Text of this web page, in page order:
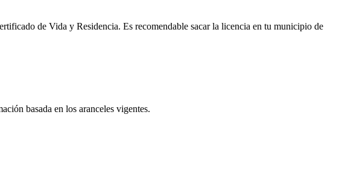
de Vida y Residencia. Es recomendable sacar la licencia en tu municipio de
basada en los aranceles vigentes.